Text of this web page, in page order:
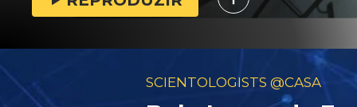
SCIENTOLOGISTS @CASA